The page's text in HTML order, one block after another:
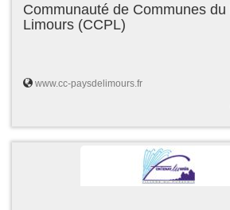
Communauté de Communes du
Limours (CCPL)
www.cc-paysdelimours.fr